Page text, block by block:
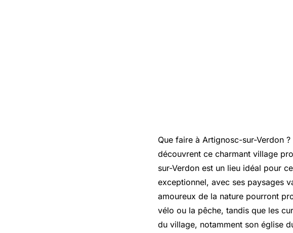
Que faire à Artignosc-sur-Verdon
découvrent ce charmant village
sur-Verdon est un lieu idéal pour
exceptionnel, avec ses paysages
amoureux de la nature pourront
vélo ou la pêche, tandis que les
du village, notamment son église